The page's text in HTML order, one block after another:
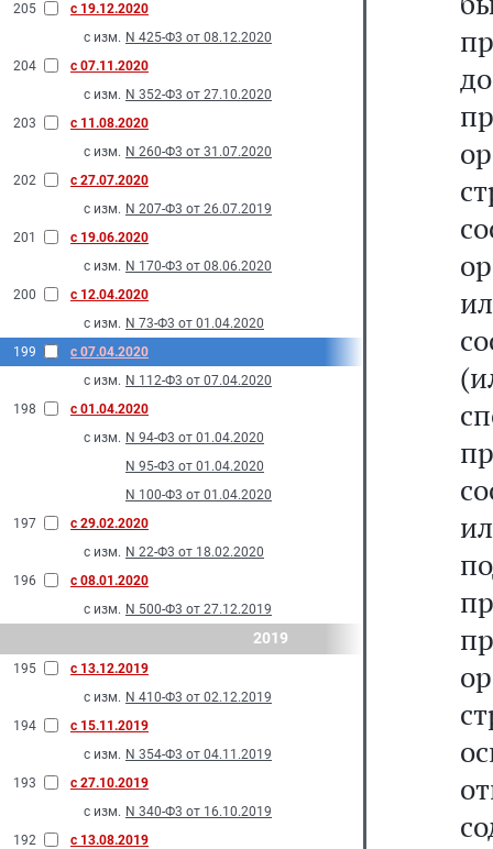
205
с 19.12.2020
с изм. N 425-Ф3 от 08.12.2020
204
с 07.11.2020
с изм. N 352-Ф3 от 27.10.2020
203
с 11.08.2020
с изм. N 260-Ф3 от 31.07.2020
202
с 27.07.2020
с изм. N 207-Ф3 от 26.07.2019
201
с 19.06.2020
с изм. N 170-Ф3 от 08.06.2020
200
с 12.04.2020
с изм. N 73-Ф3 от 01.04.2020
199
с 07.04.2020
с изм. N 112-Ф3 от 07.04.2020
198
с 01.04.2020
с изм. N 94-Ф3 от 01.04.2020
N 95-Ф3 от 01.04.2020
N 100-Ф3 от 01.04.2020
197
с 29.02.2020
с изм. N 22-Ф3 от 18.02.2020
196
с 08.01.2020
с изм. N 500-Ф3 от 27.12.2019
2019
195
с 13.12.2019
с изм. N 410-Ф3 от 02.12.2019
194
с 15.11.2019
с изм. N 354-Ф3 от 04.11.2019
193
с 27.10.2019
с изм. N 340-Ф3 от 16.10.2019
192
с 13.08.2019